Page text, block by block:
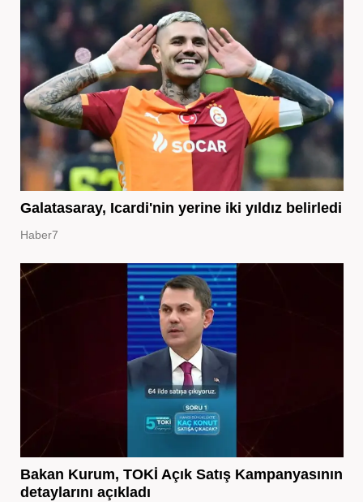
Galatasaray, Icardi'nin yerine iki yıldız belirledi
Haber7
Bakan Kurum, TOKİ Açık Satış Kampanyasının
detaylarını açıkladı